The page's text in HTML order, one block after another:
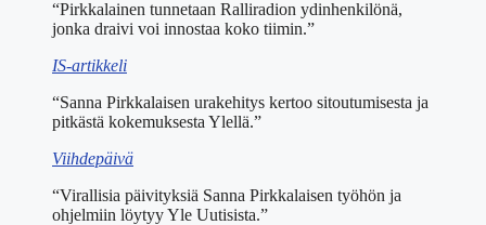
“Pirkkalainen tunnetaan Ralliradion ydinhenkilönä,
jonka draivi voi innostaa koko tiimin.”
IS-artikkeli
“Sanna Pirkkalaisen urakehitys kertoo sitoutumisesta ja
pitkästä kokemuksesta Ylellä.”
Viihdepäivä
“Virallisia päivityksiä Sanna Pirkkalaisen työhön ja
ohjelmiin löytyy Yle Uutisista.”